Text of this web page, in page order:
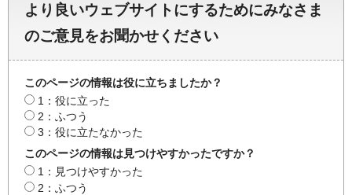
より良いウェブサイトにするためにみなさま
のご意見をお聞かせください
このページの情報は役に立ちましたか？
1：役に立った
2：ふつう
3：役に立たなかった
このページの情報は見つけやすかったですか？
1：見つけやすかった
2：ふつう